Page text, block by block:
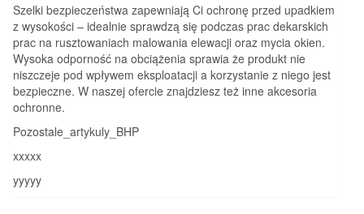
Szelki bezpieczeństwa zapewniają Ci ochronę przed upadkiem
z wysokości – idealnie sprawdzą się podczas prac dekarskich
prac na rusztowaniach malowania elewacji oraz mycia okien.
Wysoka odporność na obciążenia sprawia że produkt nie
niszczeje pod wpływem eksploatacji a korzystanie z niego jest
bezpieczne. W naszej ofercie znajdziesz też inne akcesoria
ochronne.
Pozostale_artykuly_BHP
xxxxx
yyyyy